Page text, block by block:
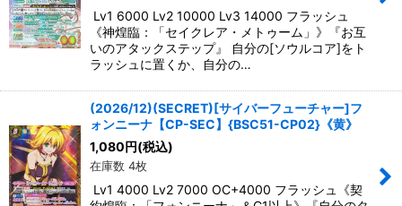
Lv1 6000 Lv2 10000 Lv3 14000 フラッシュ
《神煌臨：「セイクレア・メトゥーム」》『お互
いのアタックステップ』 自分の[ソウルコア]をト
ラッシュに置くか、自分の…
(2026/12)(SECRET)[サイバーフューチャー]フ
ォンニーナ【CP-SEC】{BSC51-CP02}《黄》
1,080円(税込)
在庫数 4枚
Lv1 4000 Lv2 7000 OC+4000 フラッシュ《契